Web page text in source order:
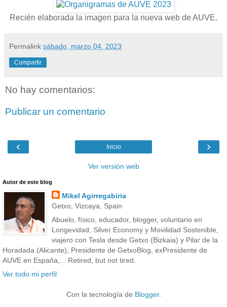
Recién elaborada la imagen para la nueva web de AUVE.
Permalink sábado, marzo 04, 2023
Compartir
No hay comentarios:
Publicar un comentario
‹ ›
Inicio
Ver versión web
Autor de este blog
Mikel Agirregabiria
Getxo, Vizcaya, Spain
Abuelo, físico, educador, blogger, voluntario en
Longevidad, Silver Economy y Movilidad Sostenible,
viajero con Tesla desde Getxo (Bizkaia) y Pilar de la
Horadada (Alicante), Presidente de GetxoBlog, exPresidente de
AUVE en España,... Retired, but not tired.
Ver todo mi perfil
Con la tecnología de Blogger.